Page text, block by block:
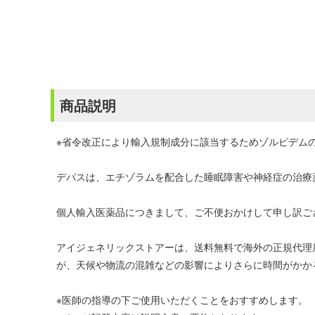
商品説明
※省令改正により輸入規制成分に該当するためゾルピデ
デパスは、エチゾラムを配合した睡眠障害や神経症の治
個人輸入医薬品につきまして、ご不便おかけして申し訳
アイジェネリックストアーは、送料無料で海外の正規代
が、天候や物流の混雑などの影響によりさらに時間がか
※医師の指導の下ご使用いただくことをおすすめします。